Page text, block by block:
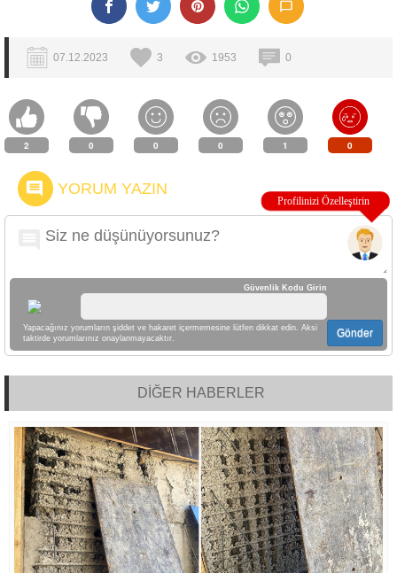
07.12.2023 3 1953 0
2 0 0 0 1 0
YORUM YAZIN
Güvenlik Kodu Girin
Yapacağınız yorumların şiddet ve hakaret içermemesine lütfen dikkat edin. Aksi
taktirde yorumlarınız onaylanmayacaktır.
Gönder
DİĞER HABERLER